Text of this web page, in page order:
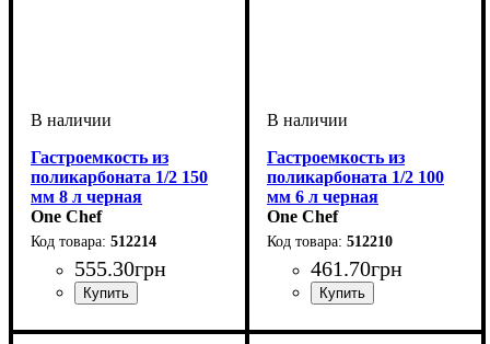
Гастроемкость из
поликарбоната 1/2 150
мм 8 л черная
One Chef
512214
555.30грн
Гастроемкость из
поликарбоната 1/2 100
мм 6 л черная
One Chef
512210
461.70грн